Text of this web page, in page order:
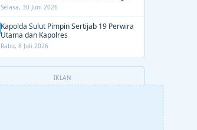
Kawal Proses Seleksi
Selasa, 30 Juni 2026
Kapolda Sulut Pimpin Sertijab 19 Perwira
Utama dan Kapolres
Rabu, 8 Juli 2026
IKLAN